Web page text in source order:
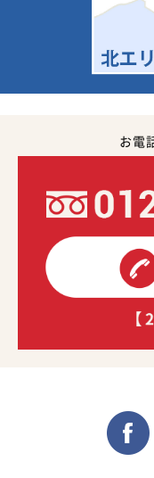
お電